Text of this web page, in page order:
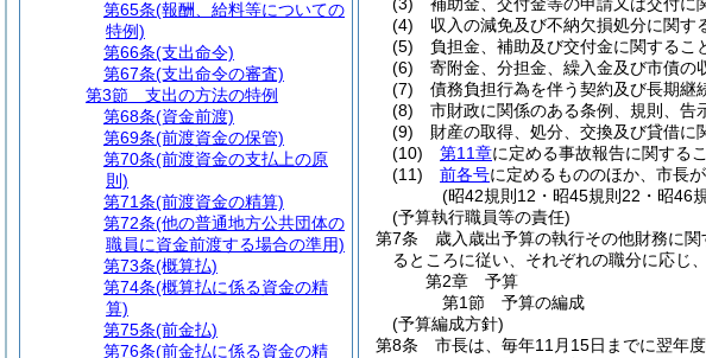
(4)
収入の減免及び不納欠損処分に関す
(5)
負担金、補助及び交付金に関するこ
(6)
寄附金、分担金、繰入金及び市債の
(7)
債務負担行為を伴う契約及び長期継
(8)
市財政に関係のある条例、規則、告
(9)
財産の取得、処分、交換及び貸借に
(10)
第11章に定める事故報告に関するこ
(11)
前各号に定めるもののほか、市長
(昭42規則12・昭45規則22・昭46
(予算執行職員等の責任)
第7条
歳入歳出予算の執行その他財務に
るところに従い、それぞれの職分に応じ
第2章
予算
第1節
予算の編成
(予算編成方針)
第8条
市長は、毎年11月15日までに翌年
第65条(報酬、給料等についての
特例)
第66条(支出命令)
第67条(支出命令の審査)
第3節
支出の方法の特例
第68条(資金前渡)
第69条(前渡資金の保管)
第70条(前渡資金の支払上の原
則)
第71条(前渡資金の精算)
第72条(他の普通地方公共団体の
職員に資金前渡する場合の準用)
第73条(概算払)
第74条(概算払に係る資金の精
算)
第75条(前金払)
第76条(前金払に係る資金の精